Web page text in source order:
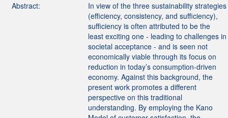
Abstract:
In view of the three sustainability strategies
(efficiency, consistency, and sufficiency),
sufficiency is often attributed to be the
least exciting one - leading to challenges in
societal acceptance - and is seen not
economically viable through its focus on
reduction in today’s consumption-driven
economy. Against this background, the
present work promotes a different
perspective on this traditional
understanding. By employing the Kano